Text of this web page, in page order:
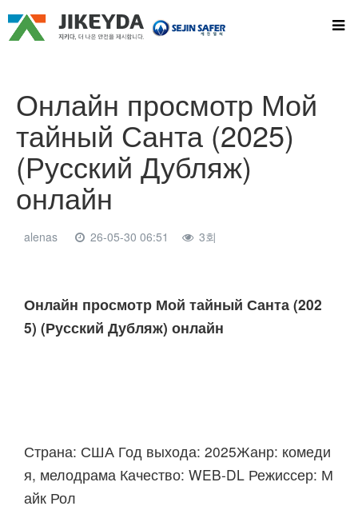
Онлайн просмотр Мой
тайный Санта (2025)
(Русский Дубляж)
онлайн
alenas 26-05-30 06:51 3회
본문
Онлайн просмотр Мой тайный Санта (202
5) (Русский Дубляж) онлайн
Страна: США Год выхода: 2025Жанр: комеди
я, мелодрама Качество: WEB-DL Режиссер: М
айк Рол